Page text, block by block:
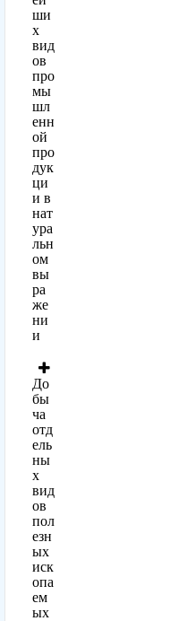
ши
х
вид
ов
про
мы
шл
енн
ой
про
дук
ци
и в
нат
ура
льн
ом
вы
ра
же
ни
и
До
бы
ча
отд
ель
ны
х
вид
ов
пол
езн
ых
иск
опа
ем
ых